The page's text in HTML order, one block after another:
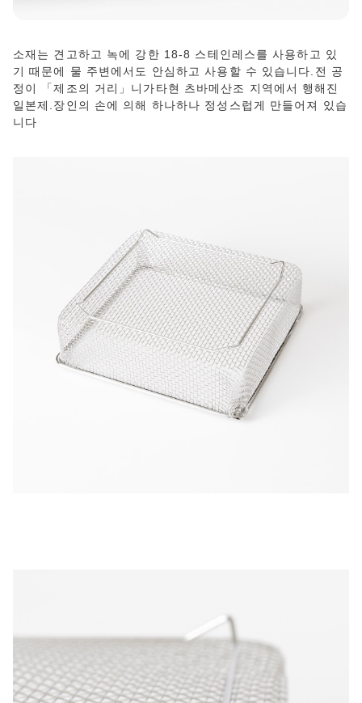
소재는 견고하고 녹에 강한 18-8 스테인레스를 사용하고 있
기 때문에 물 주변에서도 안심하고 사용할 수 있습니다.전 공
정이 「제조의 거리」니가타현 츠바메산조 지역에서 행해진
일본제.장인의 손에 의해 하나하나 정성스럽게 만들어져 있습
니다